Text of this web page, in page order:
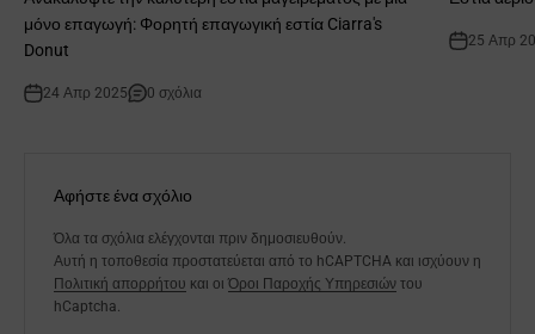
μόνο επαγωγή: Φορητή επαγωγική εστία Ciarra's
Donut
24 Απρ 2025 0 σχόλια
25 Απρ
Αφήστε ένα σχόλιο
Όλα τα σχόλια ελέγχονται πριν δημοσιευθούν.
Αυτή η τοποθεσία προστατεύεται από το hCAPTCHA και ισχύουν η
Πολιτική απορρήτου και οι Όροι Παροχής Υπηρεσιών του
hCaptcha.